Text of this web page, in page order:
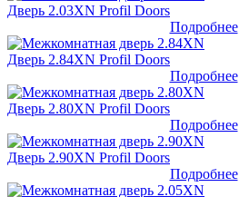
Дверь 2.03XN Profil Doors
Подробнее
Дверь 2.84XN Profil Doors
Подробнее
Дверь 2.80XN Profil Doors
Подробнее
Дверь 2.90XN Profil Doors
Подробнее